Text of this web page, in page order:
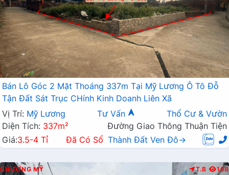
Bán Lô Góc 2 Mặt Thoáng 337m Tại Mỹ Lương Ô Tô Đỗ
Tận Đất Sát Trục CHính Kinh Doanh Liên Xã
Vị Trí: Mỹ Lương Tư Vấn
Thổ Cư & Vườn
Diện Tích: 337m²
Đường Giao Thông Thuận Tiện
Giá:3.5-4 Tỉ Đã Có Sổ Thành Đất Ven Đô→
CHƯƠNG MỸ T.B 168